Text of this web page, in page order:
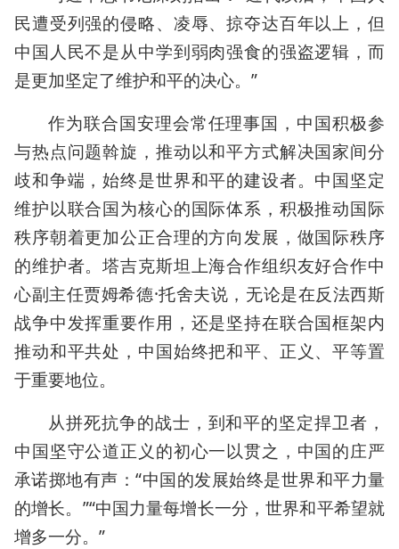
民遭受列强的侵略、凌辱、掠夺达百年以上，但
中国人民不是从中学到弱肉强食的强盗逻辑，而
是更加坚定了维护和平的决心。”
作为联合国安理会常任理事国，中国积极参
与热点问题斡旋，推动以和平方式解决国家间分
歧和争端，始终是世界和平的建设者。中国坚定
维护以联合国为核心的国际体系，积极推动国际
秩序朝着更加公正合理的方向发展，做国际秩序
的维护者。塔吉克斯坦上海合作组织友好合作中
心副主任贾姆希德·托舍夫说，无论是在反法西斯
战争中发挥重要作用，还是坚持在联合国框架内
推动和平共处，中国始终把和平、正义、平等置
于重要地位。
从拼死抗争的战士，到和平的坚定捍卫者，
中国坚守公道正义的初心一以贯之，中国的庄严
承诺掷地有声：“中国的发展始终是世界和平力量
的增长。”“中国力量每增长一分，世界和平希望就
增多一分。”